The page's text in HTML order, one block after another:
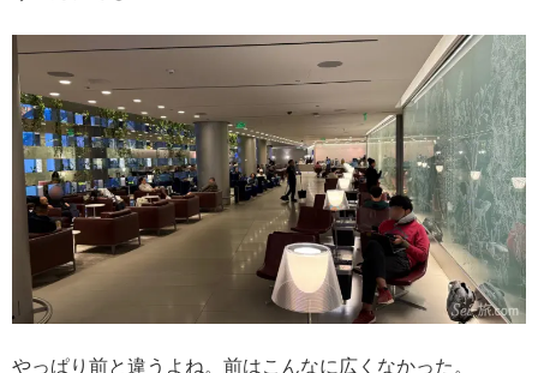
やっぱり前と違うよね。前はこんなに広くなかった。